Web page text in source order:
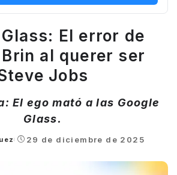
El error de
al querer ser
Jobs
El ego mató a las Google
Glass.
29 de diciembre de 2025